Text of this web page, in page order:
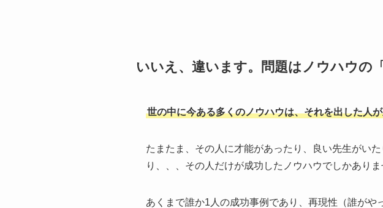
いいえ、違います。問題はノウハウの
世の中に今ある多くのノウハウは、それを出した人
たまたま、その人に才能があったり、良い先生がい
り、、、その人だけが成功したノウハウでしかありま
あくまで誰か1人の成功事例であり、再現性（誰が